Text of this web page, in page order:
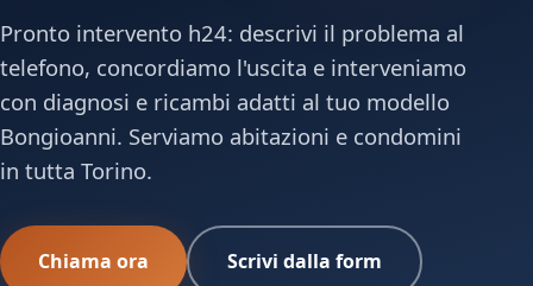
Pronto intervento h24: descrivi il problema al
telefono, concordiamo l'uscita e interveniamo
con diagnosi e ricambi adatti al tuo modello
Bongioanni. Serviamo abitazioni e condomini
in tutta Torino.
Chiama ora Scrivi dalla form